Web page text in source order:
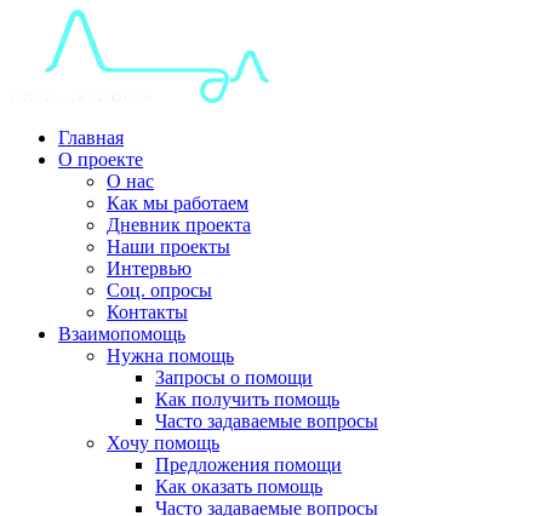
Главная
О проекте
О нас
Как мы работаем
Дневник проекта
Наши проекты
Интервью
Соц. опросы
Контакты
Взаимопомощь
Нужна помощь
Запросы о помощи
Как получить помощь
Часто задаваемые вопросы
Хочу помощь
Предложения помощи
Как оказать помощь
Часто задаваемые вопросы